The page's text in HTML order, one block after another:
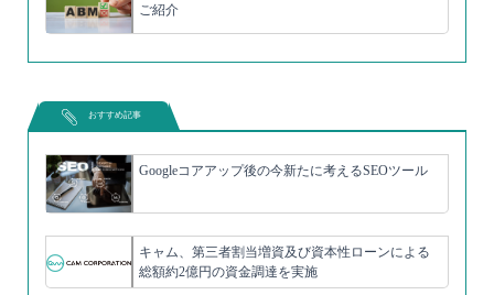
ご紹介
おすすめ記事
Googleコアアップ後の今新たに考えるSEOツール
キャム、第三者割当増資及び資本性ローンによる
総額約2億円の資金調達を実施